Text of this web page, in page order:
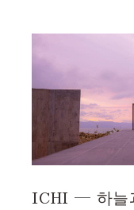
ICHI — 하늘